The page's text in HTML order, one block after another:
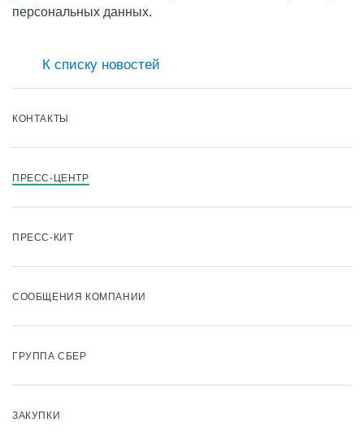
КОНТАКТЫ
ПРЕСС-ЦЕНТР
ПРЕСС-КИТ
СООБЩЕНИЯ КОМПАНИИ
ГРУППА СБЕР
ЗАКУПКИ
персональных данных.
К списку новостей